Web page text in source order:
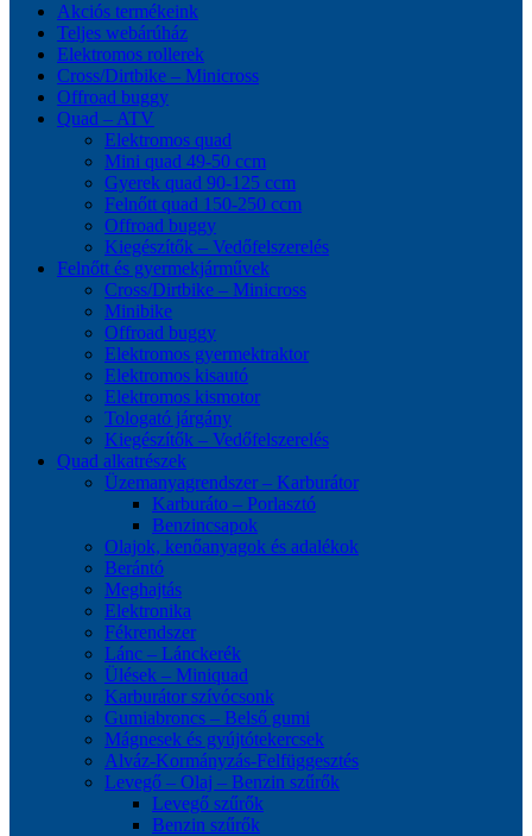
Akciós termékeink
Teljes webárúház
Elektromos rollerek
Cross/Dirtbike – Minicross
Offroad buggy
Quad – ATV
Elektromos quad
Mini quad 49-50 ccm
Gyerek quad 90-125 ccm
Felnőtt quad 150-250 ccm
Offroad buggy
Kiegészítők – Vedőfelszerelés
Felnőtt és gyermekjárművek
Cross/Dirtbike – Minicross
Minibike
Offroad buggy
Elektromos gyermektraktor
Elektromos kisautó
Elektromos kismotor
Tologató járgány
Kiegészítők – Vedőfelszerelés
Quad alkatrészek
Üzemanyagrendszer – Karburátor
Karburáto – Porlasztó
Benzincsapok
Olajok, kenőanyagok és adalékok
Berántó
Meghajtás
Elektronika
Fékrendszer
Lánc – Lánckerék
Ülések – Miniquad
Karburátor szívócsonk
Gumiabroncs – Belső gumi
Mágnesek és gyújtótekercsek
Alváz-Kormányzás-Felfüggesztés
Levegő – Olaj – Benzin szűrők
Levegő szűrők
Benzin szűrők